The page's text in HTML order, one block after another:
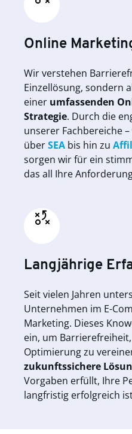
Online
Wir verstehen
Einzellösung, sondern
einer umfassenden
Strategie. Durch die
unserer Fachbereiche
überSEA bis hin zu
sorgen wir für ein
das all Ihre
Langjährige
Seit vielen Jahren
Unternehmen im E-
Marketing. Dieses
ein, um
Optimierung zu
zukunftssichere
Vorgaben erfüllt, Ihre
langfristig erfolgreich